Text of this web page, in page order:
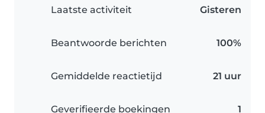
Laatste activiteit Gisteren
Beantwoorde berichten 100%
Gemiddelde reactietijd 21 uur
Geverifieerde boekingen 1